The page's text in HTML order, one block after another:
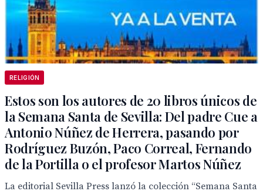
RELIGIÓN
Estos son los autores de 20 libros únicos de
la Semana Santa de Sevilla: Del padre Cue a
Antonio Núñez de Herrera, pasando por
Rodríguez Buzón, Paco Correal, Fernando
de la Portilla o el profesor Martos Núñez
La editorial Sevilla Press lanzó la colección “Semana Santa